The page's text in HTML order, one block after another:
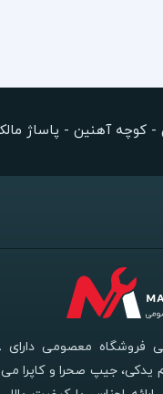
آهنین - پاساژ مالکی
یدکی، جیپ صحرا و کاپرا